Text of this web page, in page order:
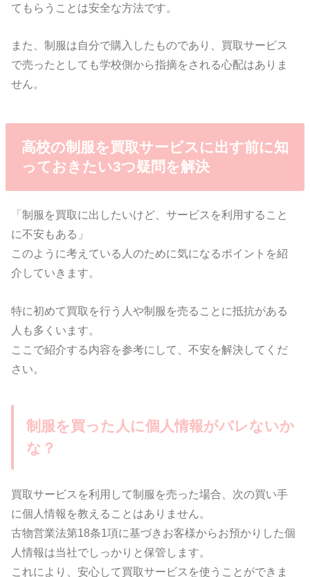
てもらうことは安全な方法です。
また、制服は自分で購入したものであり、買取サービス
で売ったとしても学校側から指摘をされる心配はありま
せん。
高校の制服を買取サービスに出す前に知
っておきたい3つ疑問を解決
「制服を買取に出したいけど、サービスを利用すること
に不安もある」
このように考えている人のために気になるポイントを紹
介していきます。
特に初めて買取を行う人や制服を売ることに抵抗がある
人も多くいます。
ここで紹介する内容を参考にして、不安を解決してくだ
さい。
制服を買った人に個人情報がバレないか
な？
買取サービスを利用して制服を売った場合、次の買い手
に個人情報を教えることはありません。
古物営業法第18条1項に基づきお客様からお預かりした個
人情報は当社でしっかりと保管します。
これにより、安心して買取サービスを使うことができま